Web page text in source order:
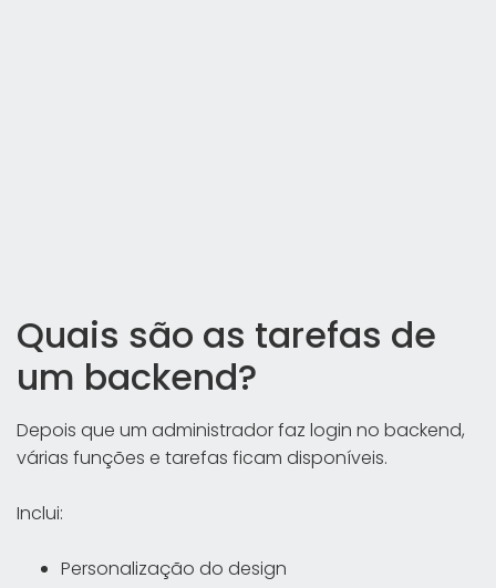
Quais são as tarefas de
um backend?
Depois que um administrador faz login no backend,
várias funções e tarefas ficam disponíveis.
Inclui:
Personalização do design